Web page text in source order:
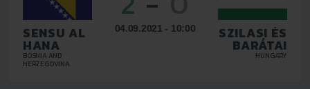
SENSU AL
HANA
BOSNIA AND
HERZEGOVINA
04.09.2021 - 10:00 SZILASI ÉS
BARÁTAI
HUNGARY